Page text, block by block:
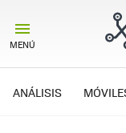
MENÚ
ANÁLISIS